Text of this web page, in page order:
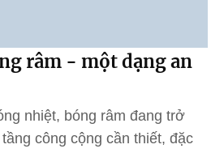
râm - một dạng an
nhiệt, bóng râm đang trở
công cộng cần thiết, đặc